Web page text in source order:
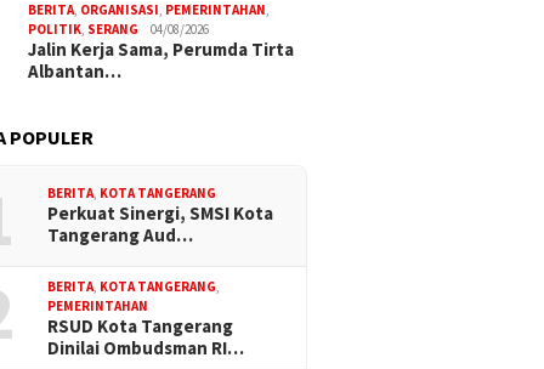
BERITA, ORGANISASI, PEMERINTAHAN,
POLITIK, SERANG 04/08/2026
Jalin Kerja Sama, Perumda Tirta
Albantan…
POPULER
BERITA, KOTA TANGERANG
Perkuat Sinergi, SMSI Kota
Tangerang Aud…
BERITA, KOTA TANGERANG,
PEMERINTAHAN
RSUD Kota Tangerang
Dinilai Ombudsman RI…